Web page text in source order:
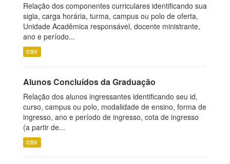
Relação dos componentes curriculares identificando sua
sigla, carga horária, turma, campus ou polo de oferta,
Unidade Acadêmica responsável, docente ministrante,
ano e período...
CSV
Alunos Concluídos da Graduação
Relação dos alunos ingressantes identificando seu id,
curso, campus ou polo, modalidade de ensino, forma de
ingresso, ano e período de ingresso, cota de ingresso
(a partir de...
CSV